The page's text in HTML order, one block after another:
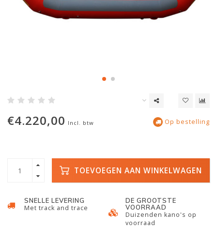
€4.220,00 Incl. btw Op bestelling
TOEVOEGEN AAN WINKELWAGEN
SNELLE LEVERING
Met track and trace
DE GROOTSTE
VOORRAAD
Duizenden kano's op
voorraad